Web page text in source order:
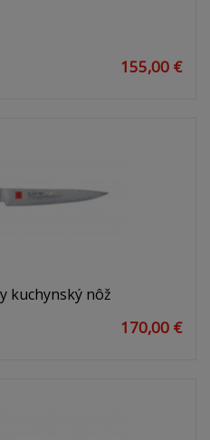
155,00 €
kuchynský nôž
170,00 €